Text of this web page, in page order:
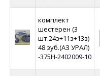
комплект
шестерен (3
шт.24з+11з+13з)
48 зуб.(АЗ УРАЛ)
-375Н-2402009-10